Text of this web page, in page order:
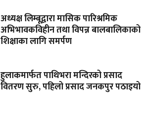
अध्यक्ष लिम्बूद्वारा मासिक पारिश्रमिक
अभिभावकविहीन तथा विपन्न बालबालिकाको
शिक्षाका लागि समर्पण
हुलाकमार्फत पाथिभरा मन्दिरको प्रसाद
वितरण सुरु, पहिलो प्रसाद जनकपुर पठाइयो